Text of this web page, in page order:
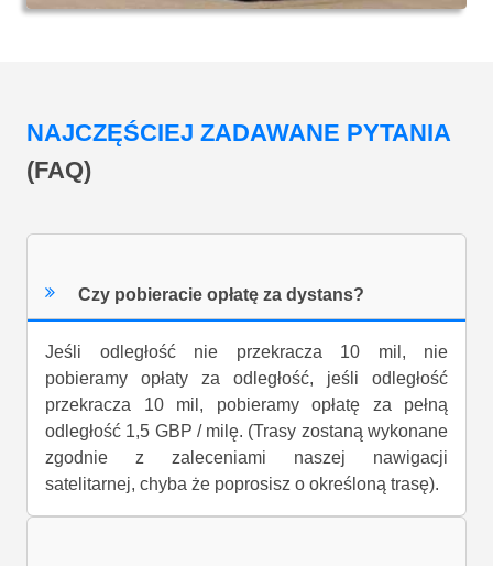
NAJCZĘŚCIEJ ZADAWANE PYTANIA
(FAQ)
Czy pobieracie opłatę za dystans?
Jeśli odległość nie przekracza 10 mil, nie
pobieramy opłaty za odległość, jeśli odległość
przekracza 10 mil, pobieramy opłatę za pełną
odległość 1,5 GBP / milę. (Trasy zostaną wykonane
zgodnie z zaleceniami naszej nawigacji
satelitarnej, chyba że poprosisz o określoną trasę).